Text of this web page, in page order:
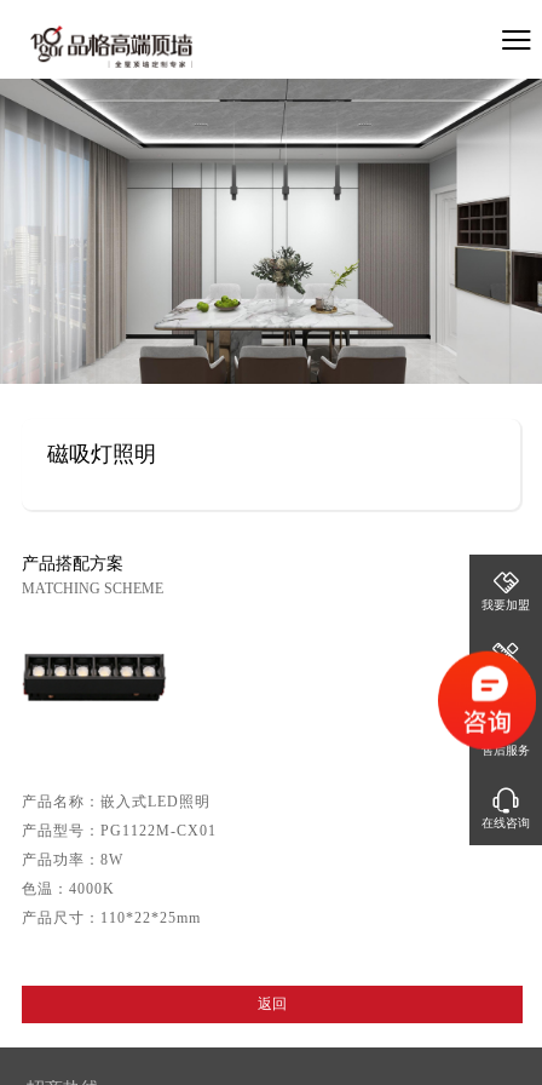
我要加盟
免费设计
售后服务
在线咨询
磁吸灯照明
产品搭配方案
MATCHING SCHEME
产品名称：嵌入式LED照明
产品型号：PG1122M-CX01
产品功率：8W
色温：4000K
产品尺寸：110*22*25mm
返回